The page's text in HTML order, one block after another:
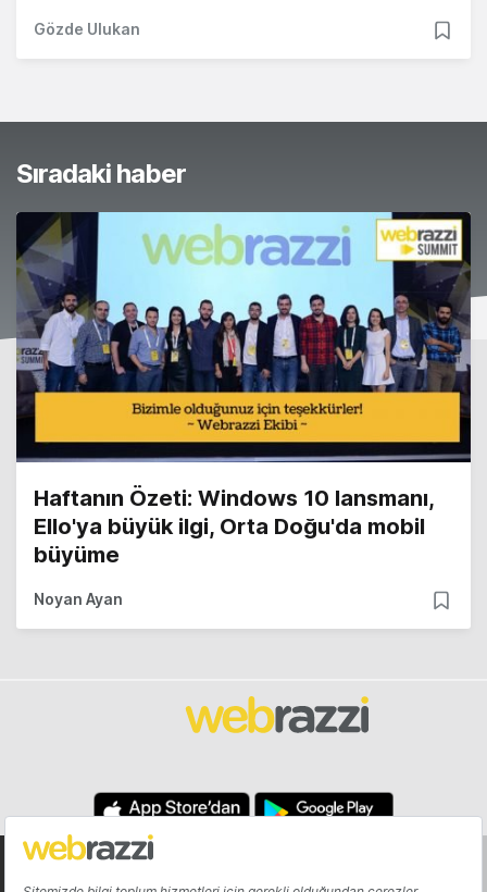
Gözde Ulukan
Sıradaki haber
Haftanın Özeti: Windows 10 lansmanı,
Ello'ya büyük ilgi, Orta Doğu'da mobil
büyüme
Noyan Ayan